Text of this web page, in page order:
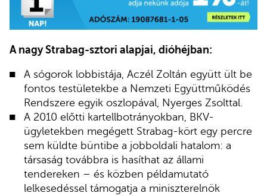
A nagy Strabag-sztori alapjai, dióhéjban:
A sógorok lobbistája, Aczél Zoltán együtt ült be
fontos testületekbe a Nemzeti Együttműködés
Rendszere egyik oszlopával, Nyerges Zsolttal.
A 2010 előtti kartellbotrányokban, BKV-
ügyletekben megégett Strabag-kört egy percre
sem küldte büntibe a jobboldali hatalom: a
társaság továbbra is hasíthat az állami
tendereken – és közben példamutató
lelkesedéssel támogatja a miniszterelnök